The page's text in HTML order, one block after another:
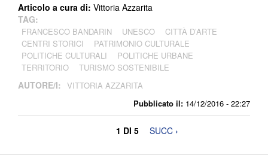
Pubblicato il: 14/12/2016 - 22:27
Articolo a cura di: Vittoria Azzarita
TAG:
FRANCESCO BANDARIN UNESCO
CITTÀ D’ARTE
CENTRI STORICI
PATRIMONIO CULTURALE
POLITICHE CULTURALI
POLITICHE URBANE
TERRITORIO
TURISMO SOSTENIBILE
AUTORE/I: VITTORIA AZZARITA
1 DI 5 SUCC ›